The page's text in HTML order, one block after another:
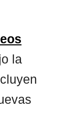
la